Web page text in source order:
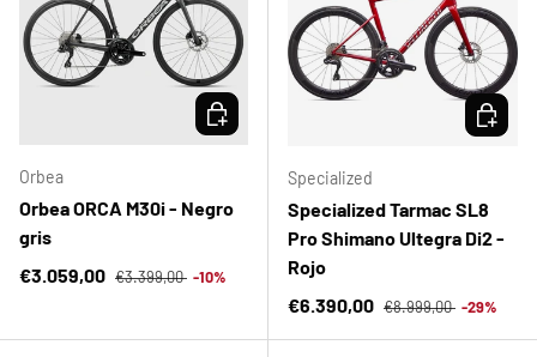
Orbea
Orbea ORCA M30i - Negro
gris
Precio de venta
€3.059,00 Precio normal
€3.399,00 -10%
ELEGIR OPCIONES
Specialized
Specialized Tarmac SL8
Pro Shimano Ultegra Di2 -
Rojo
Precio de venta
€6.390,00 Precio normal
€8.999,00 -29%
ELEGIR